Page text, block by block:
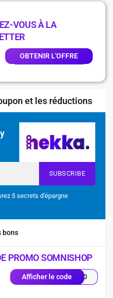
VOUS À LA
OBTENIR L'OFFRE
et les réductions
SUBSCRIBE
5 secrets d'épargne
bons
PROMO SOMNISHOP
Afficher le codep-10